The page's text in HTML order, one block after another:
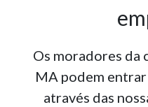
Os moradores da
MA podem
através das